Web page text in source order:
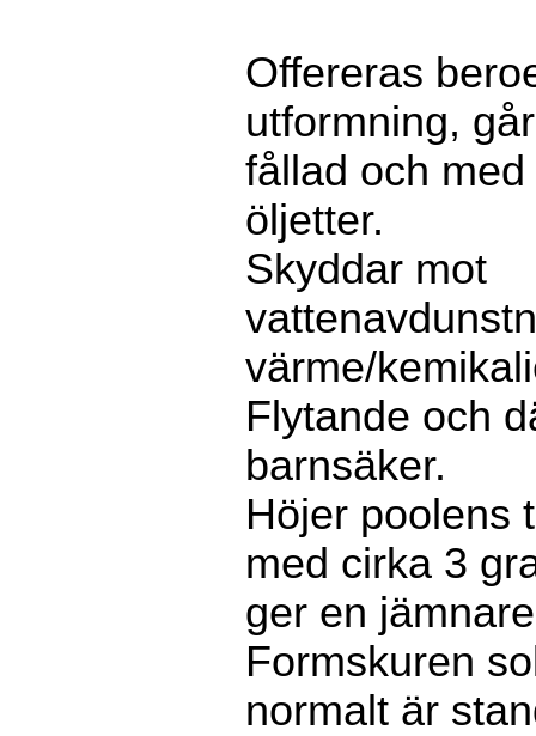
Offereras
utformning,
fållad och
öljetter.
Skyddar mot
värme/
Flytande och
barnsäker.
Höjer poolens
med cirka 3
ger en
Formskuren
normalt är